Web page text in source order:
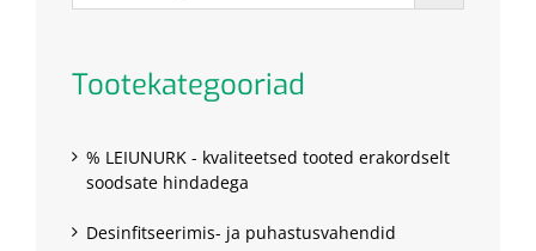
Tootekategooriad
% LEIUNURK - kvaliteetsed tooted erakordselt
soodsate hindadega
Desinfitseerimis- ja puhastusvahendid